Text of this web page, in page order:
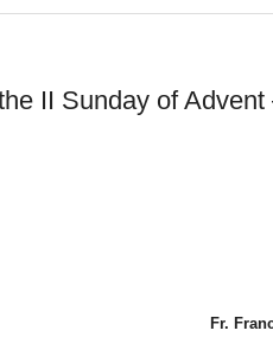
II Sunday of
Fr.